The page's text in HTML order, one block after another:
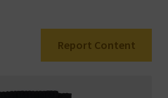
Report Content